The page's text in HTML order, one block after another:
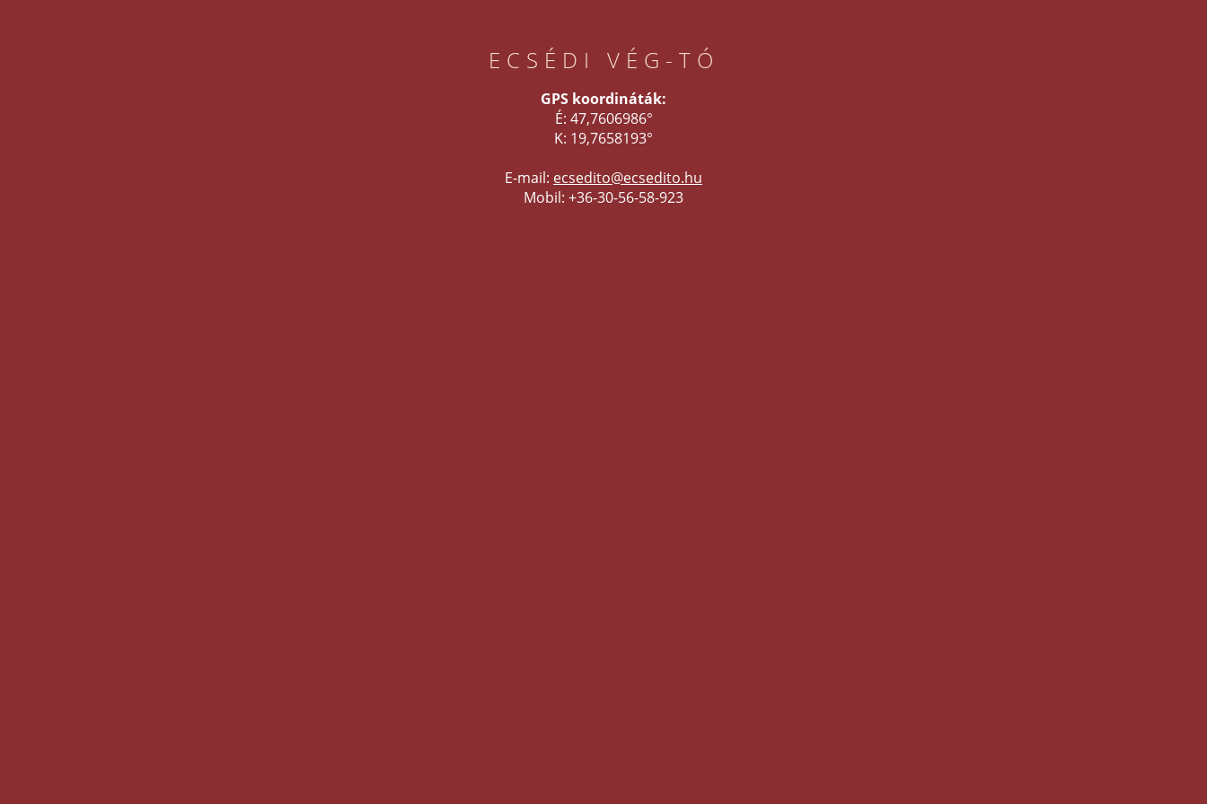
ECSÉDI VÉG-TÓ
GPS koordináták:
É: 47,7606986°
K: 19,7658193°
E-mail: ecsedito@ecsedito.hu
Mobil: +36-30-56-58-923